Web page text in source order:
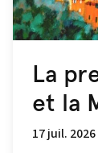
La
et la
17 juil. 2026